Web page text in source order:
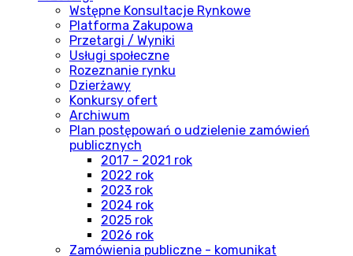
Wstępne Konsultacje Rynkowe
Platforma Zakupowa
Przetargi / Wyniki
Usługi społeczne
Rozeznanie rynku
Dzierżawy
Konkursy ofert
Archiwum
Plan postępowań o udzielenie zamówień
publicznych
2017 - 2021 rok
2022 rok
2023 rok
2024 rok
2025 rok
2026 rok
Zamówienia publiczne - komunikat